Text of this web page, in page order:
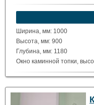
Какая цена Вас
устроит?
Указать цену
Ширина, мм: 1000
Высота, мм: 900
Глубина, мм: 1180
Окно каминной топки,
Окно каминной топки,
Материал: полированные